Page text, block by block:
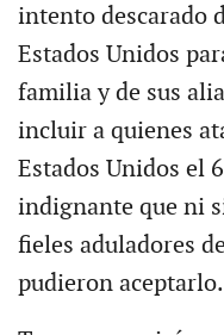
intento descarado
Estados Unidos
familia y de sus
incluir a quienes
Estados Unidos el
indignante que ni
fieles aduladores
pudieron aceptarlo.